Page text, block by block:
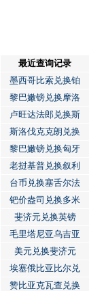
最近查询记录
墨西哥比索兑换铂
黎巴嫩镑兑换摩洛
卢旺达法郎兑换斯
斯洛伐克克朗兑换
黎巴嫩镑兑换匈牙
老挝基普兑换叙利
台币兑换塞舌尔法
钯价盎司兑换多米
斐济元兑换英镑
毛里塔尼亚乌吉亚
美元兑换斐济元
埃塞俄比亚比尔兑
赞比亚克瓦查兑换